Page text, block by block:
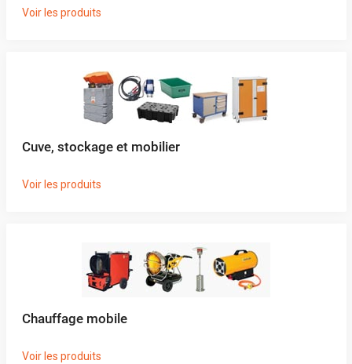
Voir les produits
Cuve, stockage et mobilier
Voir les produits
Chauffage mobile
Voir les produits